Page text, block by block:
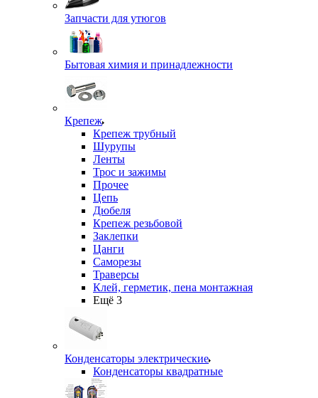
Запчасти для утюгов
Бытовая химия и принадлежности
Крепеж
Крепеж трубный
Шурупы
Ленты
Трос и зажимы
Прочее
Цепь
Дюбеля
Крепеж резьбовой
Заклепки
Цанги
Саморезы
Траверсы
Клей, герметик, пена монтажная
Ещё 3
Конденсаторы электрические
Конденсаторы квадратные